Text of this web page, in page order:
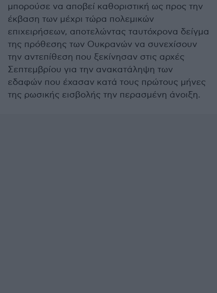
μπορούσε να αποβεί καθοριστική ως προς την
έκβαση των μέχρι τώρα πολεμικών
επιχειρήσεων, αποτελώντας ταυτόχρονα δείγμα
της πρόθεσης των Ουκρανών να συνεχίσουν
την αντεπίθεση που ξεκίνησαν στις αρχές
Σεπτεμβρίου για την ανακατάληψη των
εδαφών που έχασαν κατά τους πρώτους μήνες
της ρωσικής εισβολής την περασμένη άνοιξη.